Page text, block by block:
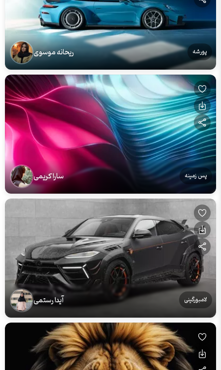
پورشه ریحانه موسوی
پس زمینه سارا کریمی
لامبورگینی آیدا رستمی